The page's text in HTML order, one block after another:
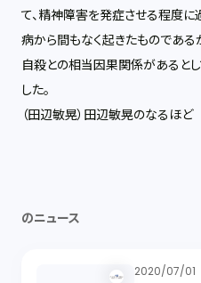
て、精神障害を発症させる程度に
病から間もなく起きたものである
自殺との相当因果関係があると
した。
（田辺敏晃）田辺敏晃のなるほど
のニュース
2020/07/01